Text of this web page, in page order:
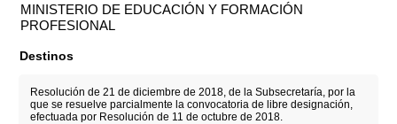
MINISTERIO DE EDUCACIÓN Y FORMACIÓN
PROFESIONAL
Destinos
Resolución de 21 de diciembre de 2018, de la Subsecretaría, por la
que se resuelve parcialmente la convocatoria de libre designación,
efectuada por Resolución de 11 de octubre de 2018.